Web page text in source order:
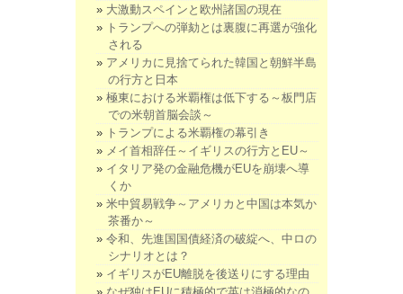
大激動スペインと欧州諸国の現在
トランプへの弾劾とは裏腹に再選が強化
される
アメリカに見捨てられた韓国と朝鮮半島
の行方と日本
極東における米覇権は低下する～板門店
での米朝首脳会談～
トランプによる米覇権の幕引き
メイ首相辞任～イギリスの行方とEU～
イタリア発の金融危機がEUを崩壊へ導
くか
米中貿易戦争～アメリカと中国は本気か
茶番か～
令和、先進国国債経済の破綻へ、中ロの
シナリオとは？
イギリスがEU離脱を後送りにする理由